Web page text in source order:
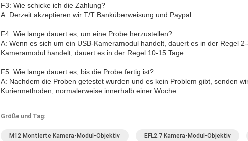
F3: Wie schicke ich die Zahlung?
A: Derzeit akzeptieren wir T/T Banküberweisung und Paypal.
F4: Wie lange dauert es, um eine Probe herzustellen?
A: Wenn es sich um ein USB-Kameramodul handelt, dauert es in der Regel
Kameramodul handelt, dauert es in der Regel 10-15 Tage.
F5: Wie lange dauert es, bis die Probe fertig ist?
A: Nachdem die Proben getestet wurden und es kein Problem gibt, senden
Kuriermethoden, normalerweise innerhalb einer Woche.
Größe und Tag:
M12 Montierte Kamera-Modul-Objektiv EFL2.7 Kamera-Modul-Objektiv